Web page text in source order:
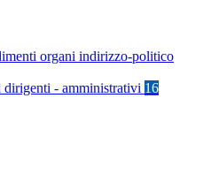
organi indirizzo-politico
dirigenti - amministrativi 16